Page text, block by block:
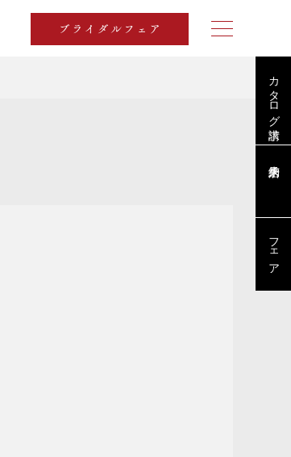
ブライダルフェア
カタログ請求
フェア